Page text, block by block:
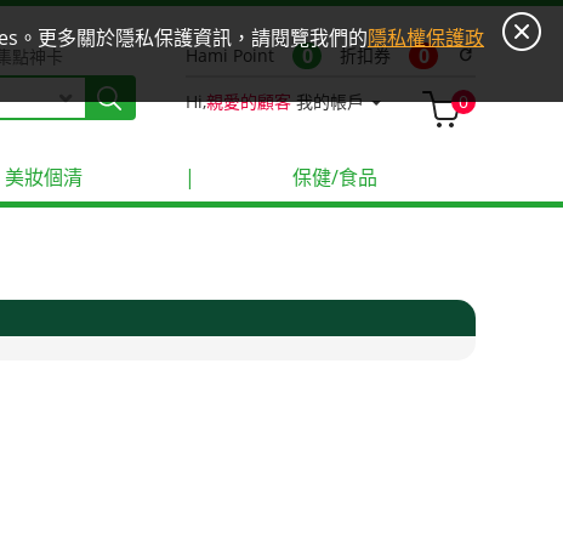
。更多關於隱私保護資訊，請閱覽我們的隱私權保護政
點神卡 Hami Point 0 折扣券 0 refresh
Hi,親愛的顧客 我的帳戶 0
美妝個清 |
保健/食品